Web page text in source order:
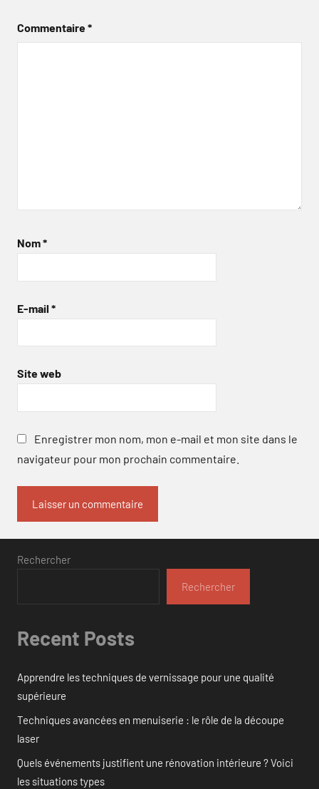
Commentaire*
Nom*
E-mail *
Site web
Enregistrer mon nom, mon e-mail et mon site dans le
navigateur pour mon prochain commentaire.
Rechercher
Rechercher
Recent Posts
Apprendre les techniques de vernissage pour une qualité
supérieure
Techniques avancées en menuiserie : le rôle de la découpe
laser
Quels événements justifient une rénovation intérieure ? Voici
les situations types